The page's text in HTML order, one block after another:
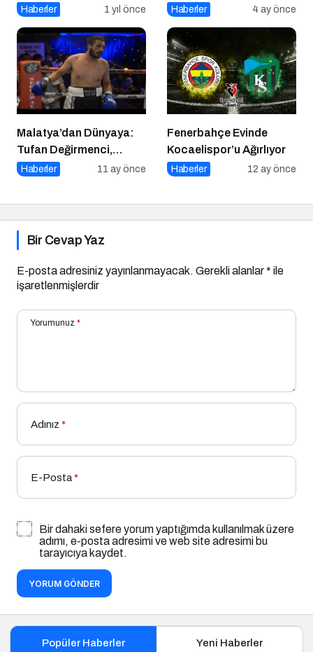
Memnuniyet Verici
Haberler 1 yıl önce
Setiyle Kaybetti
Haberler 4 ay önce
Malatya’dan Dünyaya:
Tufan Değirmenci,
Fethiye’de Ringe Çıkıyor
Haberler 11 ay önce
Fenerbahçe Evinde
Kocaelispor’u Ağırlıyor
Haberler 12 ay önce
Bir Cevap Yaz
E-posta adresiniz yayınlanmayacak. Gerekli alanlar* ile
işaretlenmişlerdir
Yorumunuz *
Adınız *
E-Posta*
Bir dahaki sefere yorum yaptığımda kullanılmak üzere
adımı, e-posta adresimi ve web site adresimi bu
tarayıcıya kaydet.
YORUM GÖNDER
Popüler Haberler Yeni Haberler